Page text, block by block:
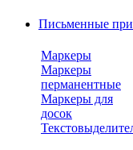
Письменные
Маркеры
Маркеры
перманентные
Маркеры для
досок